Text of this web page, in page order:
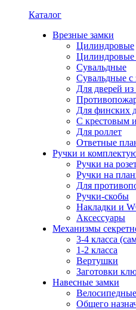
Каталог
Врезные замки
Цилиндровые
Цилиндровые
Сувальдные
Сувальдные с
Для дверей
Для финских
С крестовым
Для роллет
Ответные
Ручки и
Ручки на
Ручки на
Для
Ручки-скобы
Накладки и
Аксессуары
Механизмы
3-4 класса
1-2 класса
Вертушки
Заготовки
Навесные замки
Велосипедные
Общего